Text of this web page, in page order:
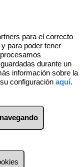
(Álava)
para el correcto
para poder tener
durante un
información sobre la
configuración aquí.